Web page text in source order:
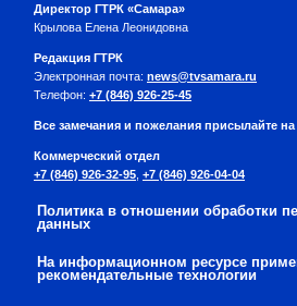
Директор ГТРК «Самара»
Крылова Елена Леонидовна
Редакция ГТРК
Электронная почта: news@tvsamara.ru
Телефон: +7 (846) 926-25-45
Все замечания и пожелания присылайте на
Коммерческий отдел
+7 (846) 926-32-95 +7 (846) 926-04-04
Политика в отношении обработки
данных
На информационном ресурсе
рекомендательные технологии